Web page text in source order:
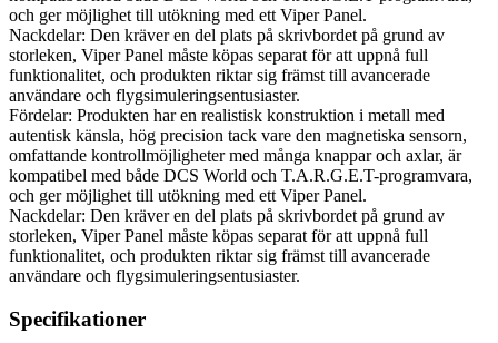
och ger möjlighet till utökning med ett Viper Panel.
Nackdelar: Den kräver en del plats på skrivbordet på grund av
storleken, Viper Panel måste köpas separat för att uppnå full
funktionalitet, och produkten riktar sig främst till avancerade
användare och flygsimuleringsentusiaster.
Fördelar: Produkten har en realistisk konstruktion i metall med
autentisk känsla, hög precision tack vare den magnetiska sensorn,
omfattande kontrollmöjligheter med många knappar och axlar, är
kompatibel med både DCS World och T.A.R.G.E.T-programvara,
och ger möjlighet till utökning med ett Viper Panel.
Nackdelar: Den kräver en del plats på skrivbordet på grund av
storleken, Viper Panel måste köpas separat för att uppnå full
funktionalitet, och produkten riktar sig främst till avancerade
användare och flygsimuleringsentusiaster.
Specifikationer